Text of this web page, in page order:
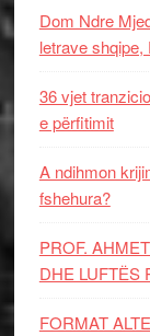
Dom Ndre
letrave
36 vjet
e përfitimit
A ndihmon
fshehura?
PROF.
DHE LUFTЁS
FORMAT